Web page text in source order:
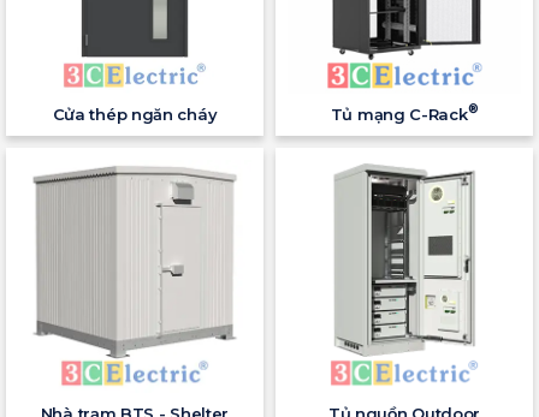
Cửa thép ngăn cháy Tủ mạng C-Rack®
Nhà trạm BTS - Shelter Tủ nguồn Outdoor